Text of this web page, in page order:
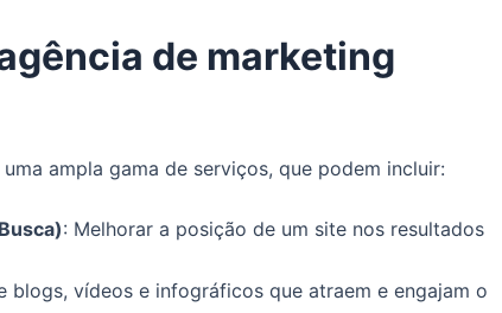
de marketing
ampla gama de serviços, que podem incluir:
: Melhorar a posição de um site nos resultados
blogs, vídeos e infográficos que atraem e engajam o